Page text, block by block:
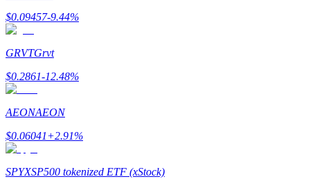
แนะนำ
$0.09457-9.44%
GRVTGrvt
$0.2861-12.48%
AEONAEON
$0.06041+2.91%
SPYXSP500 tokenized ETF (xStock)